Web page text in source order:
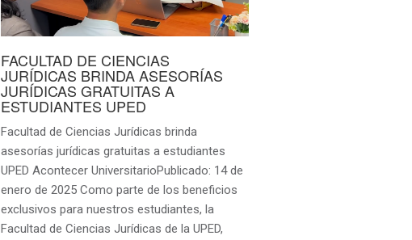
FACULTAD DE CIENCIAS
JURÍDICAS BRINDA ASESORÍAS
JURÍDICAS GRATUITAS A
ESTUDIANTES UPED
Facultad de Ciencias Jurídicas brinda
asesorías jurídicas gratuitas a estudiantes
UPED Acontecer UniversitarioPublicado: 14 de
enero de 2025 Como parte de los beneficios
exclusivos para nuestros estudiantes, la
Facultad de Ciencias Jurídicas de la UPED,